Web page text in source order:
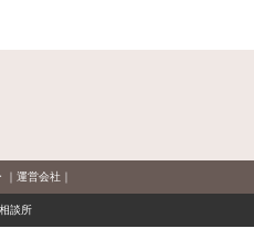
運営会社
談所